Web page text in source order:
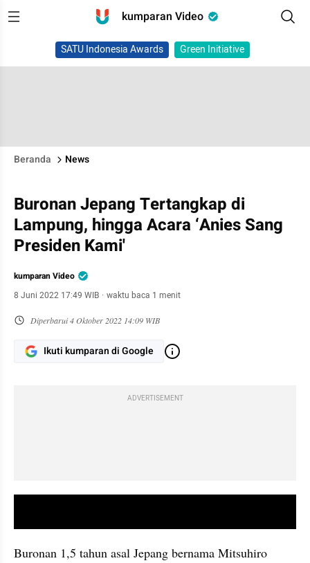
kumparan Video
SATU Indonesia Awards Green Initiative
Beranda News
Buronan Jepang Tertangkap di
Lampung, hingga Acara ‘Anies Sang
Presiden Kami'
kumparan Video
8 Juni 2022 17:49 WIB · waktu baca 1 menit
Diperbarui4 Oktober 2022 14:09 WIB
Ikuti kumparan di Google
ADVERTISEMENT
Buronan 1,5 tahun asal Jepang bernama Mitsuhiro